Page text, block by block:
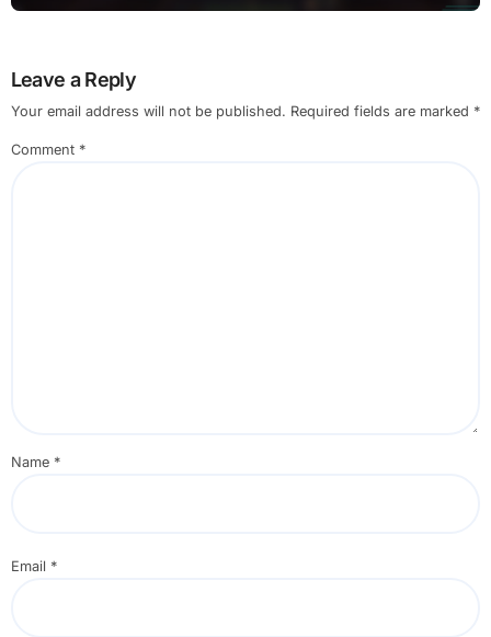
Leave a Reply
Your email address will not be published. Required fields are marked *
Comment *
Name *
Email *